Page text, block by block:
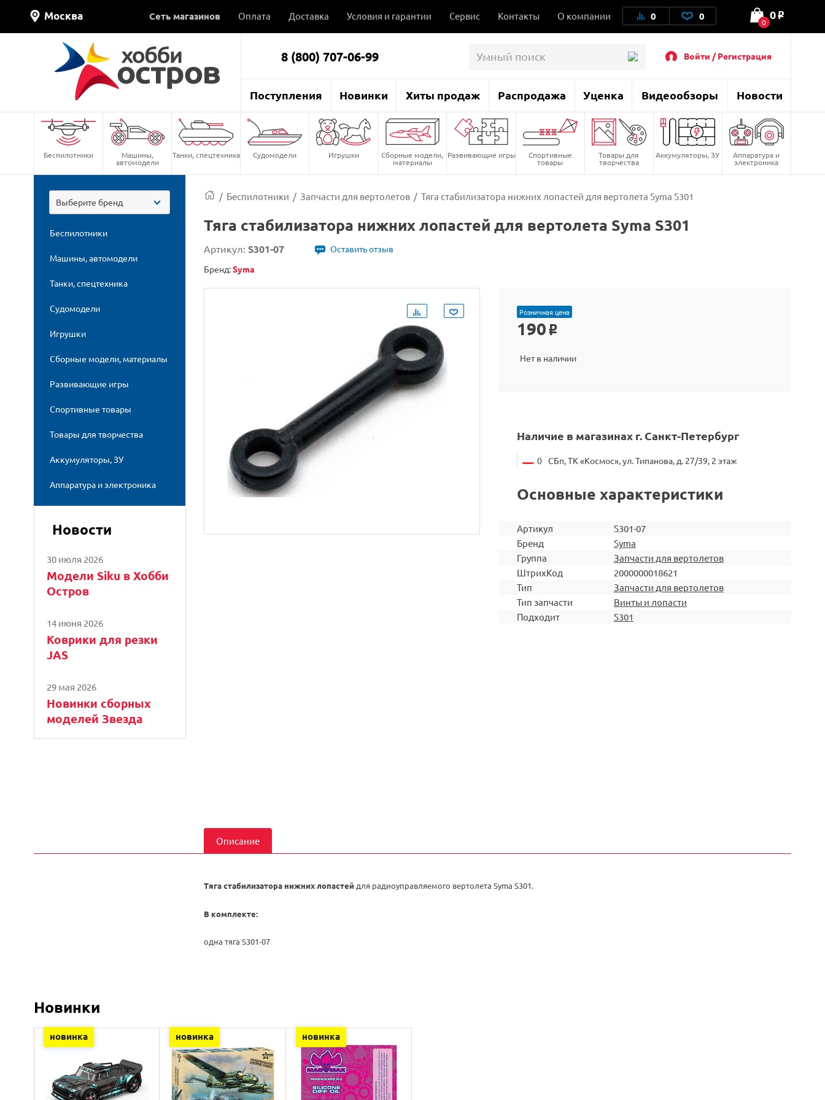
Москва Сеть магазинов Оплата Доставка Условия и гарантии Сервис Контакты О компании 0 0 0
0 o
8 (800) 707-06-99 Войти / Регистрация
Поступления Новинки Хиты продаж Распродажа Уценка Видеообзоры Новости
Беспилотники Машины,
автомодели
Танки, спецтехника Судомодели Игрушки Сборные модели,
материалы
Развивающие игры Спортивные
товары
Товары для
творчества
Аккумуляторы, ЗУ Аппаратура и
электроника
Выберите бренд
Беспилотники
Машины, автомодели
Танки, спецтехника
Судомодели
Игрушки
Сборные модели, материалы
Развивающие игры
Спортивные товары
Товары для творчества
Аккумуляторы, ЗУ
Аппаратура и электроника
Новости
30 июля 2026
Модели Siku в Хобби
Остров
14 июня 2026
Коврики для резки
JAS
29 мая 2026
Новинки сборных
моделей Звезда
/ Беспилотники / Запчасти для вертолетов / Тяга стабилизатора нижних лопастей для вертолета Syma S301
Тяга стабилизатора нижних лопастей для вертолета Syma S301
Артикул: S301-07
Оставить отзыв
Бренд:Syma
Розничная цена
190 o
Нет в наличии
Наличие в магазинах г. Санкт-Петербург
0 СБп, ТК «Космос», ул. Типанова, д. 27/39, 2 этаж
Основные характеристики
Артикул
S301-07
Бренд
Syma
Группа
Запчасти для вертолетов
ШтрихКод
2000000018621
Тип
Запчасти для вертолетов
Тип запчасти
Винты и лопасти
Подходит
S301
Описание
Тяга стабилизатора нижних лопастейдля радиоуправляемого вертолета Syma S301.
В комплекте:
одна тяга S301-07
Новинки
новинка новинка новинка